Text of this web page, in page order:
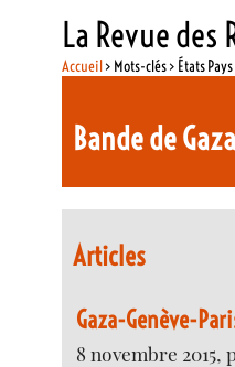
La Revue des
Accueil> Mots-clés > États
Bande de
Articles
Gaza-Genève-
8 novembre 2015,